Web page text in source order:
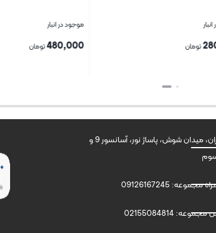
تومان
موجود در انبار
480,000تومان
آدرس: تهران، میدان شوش، پاساژ نور، آسانسور 9 و
09126167245
02155084814